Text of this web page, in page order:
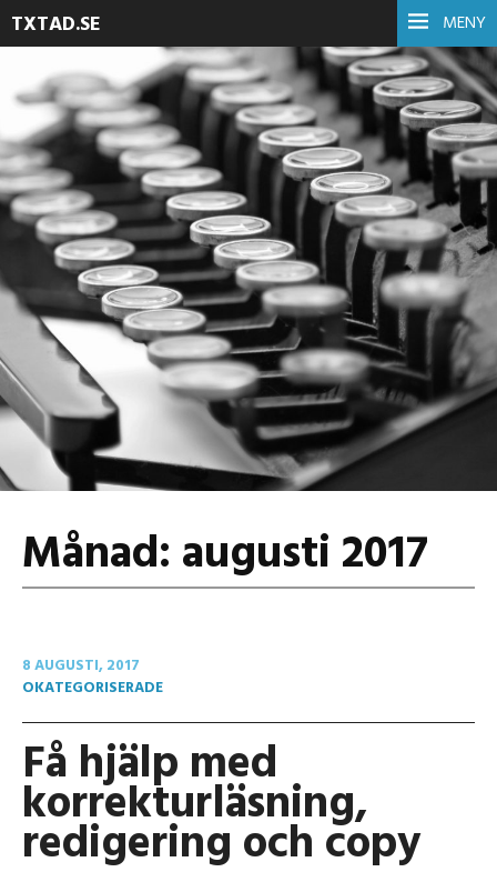
MENY
TXTAD.SE
Månad: augusti 2017
8 AUGUSTI, 2017
OKATEGORISERADE
Få hjälp med
korrekturläsning,
redigering och copy